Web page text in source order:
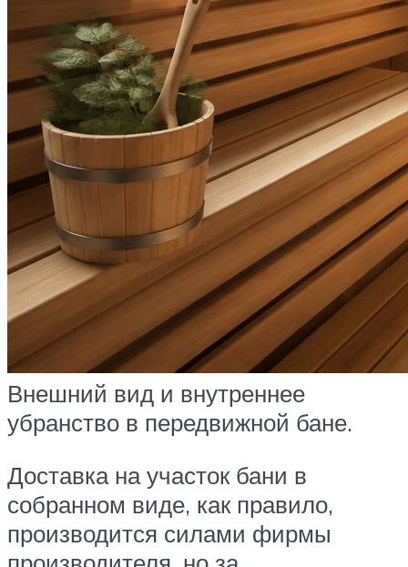
Внешний вид и внутреннее
убранство в передвижной бане.
Доставка на участок бани в
собранном виде, как правило,
производится силами фирмы